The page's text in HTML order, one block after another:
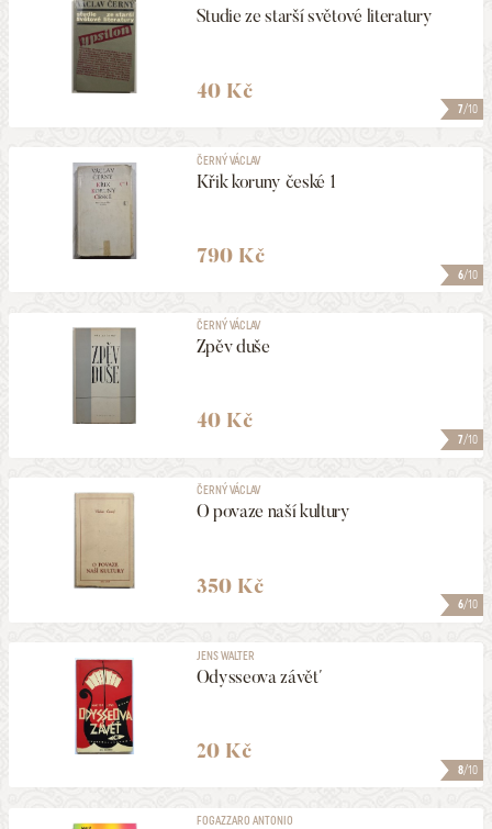
7/10
Studie ze starší světové literatury
40 Kč
6/10
ČERNÝ VÁCLAV
Křik koruny české 1
790 Kč
7/10
ČERNÝ VÁCLAV
Zpěv duše
40 Kč
6/10
ČERNÝ VÁCLAV
O povaze naší kultury
350 Kč
8/10
JENS WALTER
Odysseova závěť
20 Kč
FOGAZZARO ANTONIO